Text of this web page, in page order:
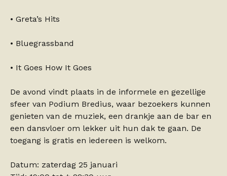
• Greta’s Hits
• Bluegrassband
• It Goes How It Goes
De avond vindt plaats in de informele en gezellige
sfeer van Podium Bredius, waar bezoekers kunnen
genieten van de muziek, een drankje aan de bar en
een dansvloer om lekker uit hun dak te gaan. De
toegang is gratis en iedereen is welkom.
Datum: zaterdag 25 januari